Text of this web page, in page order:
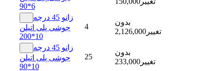
6*90
زانو 45 درجه
جوشی پلی اتیلن
10*200
4
بدون
تغییر2,126,000
زانو 45 درجه
جوشی پلی اتیلن
10*90
25
بدون
تغییر233,000